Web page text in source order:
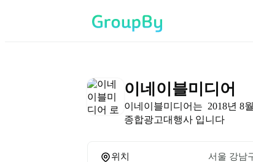
이네이블미디어
이네이블미디어는  2018년 8
종합광고대행사 입니다
위치 서울 강남